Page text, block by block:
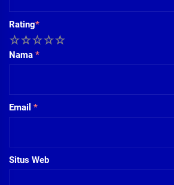
Rating*
5
4
3
2
Nama *
Email *
Situs Web